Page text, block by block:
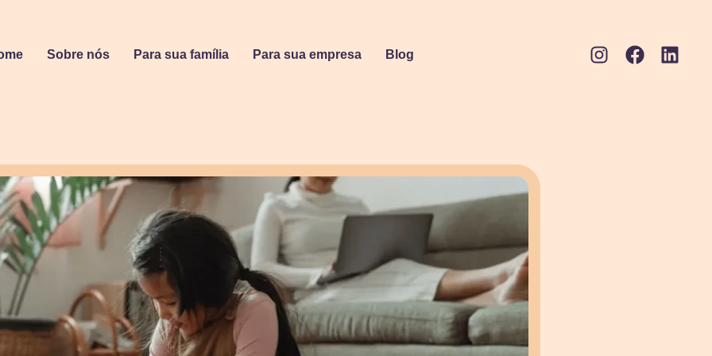
Sobre nós Para sua família Para sua empresa Blog